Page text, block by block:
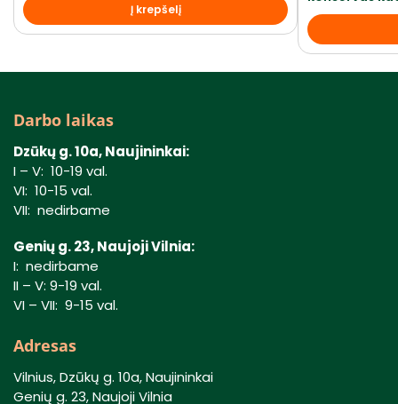
Į krepšelį
Darbo laikas
Dzūkų g. 10a, Naujininkai:
I – V: 10-19 val.
VI: 10-15 val.
VII: nedirbame
Genių g. 23, Naujoji Vilnia:
I: nedirbame
II – V: 9-19 val.
VI – VII: 9-15 val.
Adresas
Vilnius, Dzūkų g. 10a, Naujininkai
Genių g. 23, Naujoji Vilnia